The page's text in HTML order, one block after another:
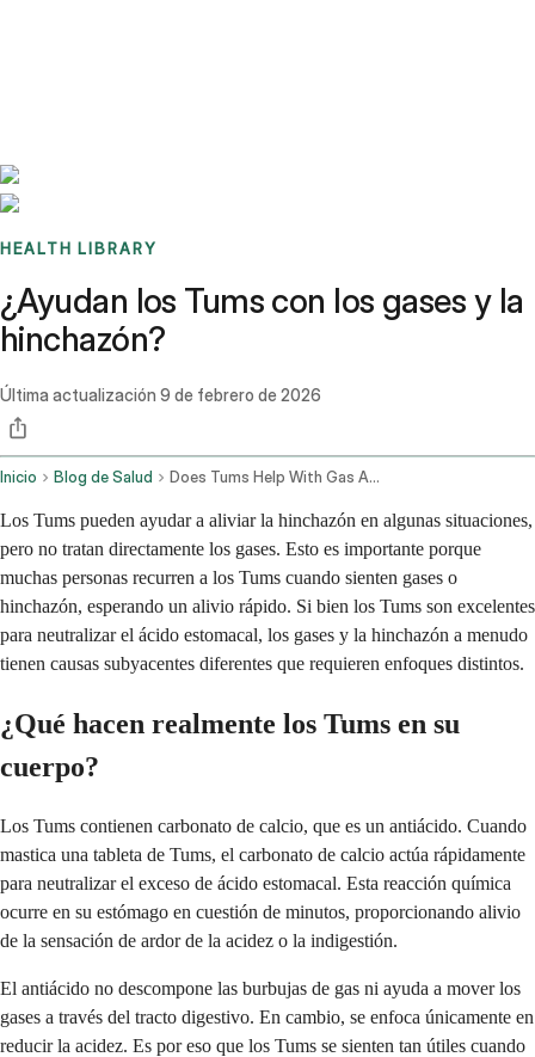
HEALTH LIBRARY
¿Ayudan los Tums con los gases y la
hinchazón?
Última actualización 9 de febrero de 2026
Inicio Blog de Salud Does Tums Help With Gas And Bloating
Los Tums pueden ayudar a aliviar la hinchazón en algunas situaciones,
pero no tratan directamente los gases. Esto es importante porque
muchas personas recurren a los Tums cuando sienten gases o
hinchazón, esperando un alivio rápido. Si bien los Tums son excelentes
para neutralizar el ácido estomacal, los gases y la hinchazón a menudo
tienen causas subyacentes diferentes que requieren enfoques distintos.
¿Qué hacen realmente los Tums en su
cuerpo?
Los Tums contienen carbonato de calcio, que es un antiácido. Cuando
mastica una tableta de Tums, el carbonato de calcio actúa rápidamente
para neutralizar el exceso de ácido estomacal. Esta reacción química
ocurre en su estómago en cuestión de minutos, proporcionando alivio
de la sensación de ardor de la acidez o la indigestión.
El antiácido no descompone las burbujas de gas ni ayuda a mover los
gases a través del tracto digestivo. En cambio, se enfoca únicamente en
reducir la acidez. Es por eso que los Tums se sienten tan útiles cuando